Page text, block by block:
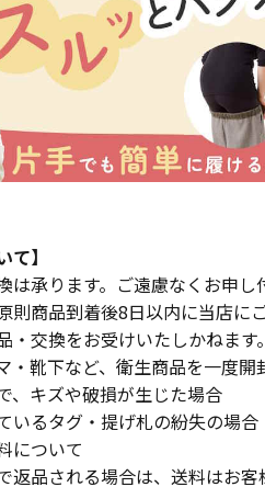
て】
承ります。ご遠慮なくお申し
商品到着後8日以内に当店に
交換をお受けいたしかねます
靴下など、衛生商品を一度開
キズや破損が生じた場合
るタグ・提げ札の紛失の場合
について
品される場合は、送料はお客